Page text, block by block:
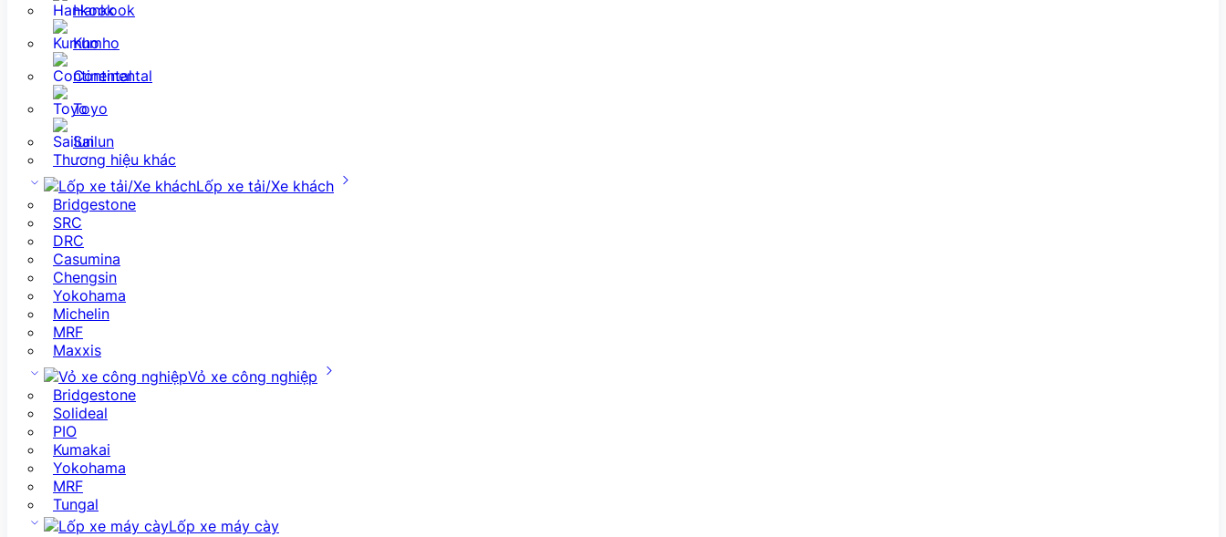
Hankook
Kumho
Continental
Toyo
Sailun
Thương hiệu khác
Lốp xe tải/Xe khách
Bridgestone
SRC
DRC
Casumina
Chengsin
Yokohama
Michelin
MRF
Maxxis
Vỏ xe công nghiệp
Bridgestone
Solideal
PIO
Kumakai
Yokohama
MRF
Tungal
Lốp xe máy cày